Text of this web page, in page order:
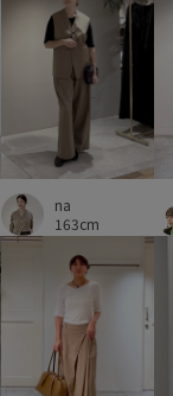
幅広 快適
春夏 普段使い
汗ばむ季節も快適
知的 立体感 肌
透け感
na
163cm